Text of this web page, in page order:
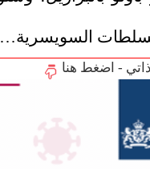
السويسرية…
- اضغط هنا